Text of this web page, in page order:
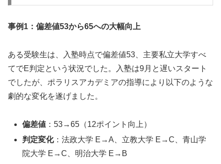
事例1：偏差値53から65への大幅向上
ある受験生は、入塾時点で偏差値53、主要私立大学すべ
てでE判定という状況でした。入塾は9月と遅いスタート
でしたが、ポラリスアカデミアの指導により以下のような
劇的な変化を遂げました。
偏差値 ：53→65（12ポイント向上）
判定変化：法政大学 E→A、立教大学 E→C、青山学
院大学 E→C、明治大学 E→B